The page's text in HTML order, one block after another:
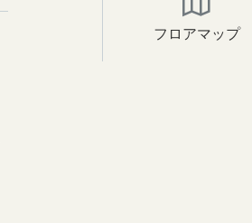
フロアマップ